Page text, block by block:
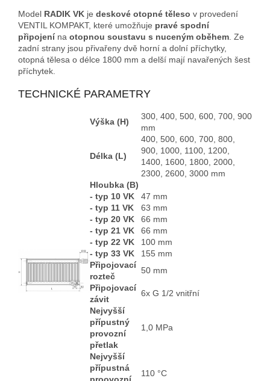
Model RADIK VK je deskové otopné těleso v provedení
VENTIL KOMPAKT, které umožňuje pravé spodní
připojenína otopnou soustavu s nuceným oběhem . Ze
zadní strany jsou přivařeny dvě horní a dolní příchytky,
otopná tělesa o délce 1800 mm a delší mají navařených šest
příchytek.
TECHNICKÉ PARAMETRY
Výška (H)
300, 400, 500, 600, 700, 900
mm
Délka (L)
400, 500, 600, 700, 800,
900, 1000, 1100, 1200,
1400, 1600, 1800, 2000,
2300, 2600, 3000 mm
Hloubka (B)
- typ 10 VK
47 mm
- typ 11 VK
63 mm
- typ 20 VK
66 mm
- typ 21 VK
66 mm
- typ 22 VK
100 mm
- typ 33 VK
155 mm
Připojovací
rozteč
50 mm
Připojovací
závit
6x G 1/2 vnitřní
Nejvyšší
přípustný
provozní
přetlak
1,0 MPa
Nejvyšší
přípustná
proovozní
110 °C